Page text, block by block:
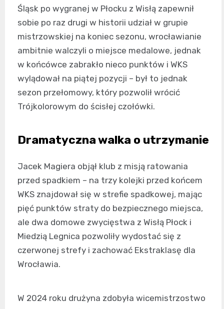
Śląsk po wygranej w Płocku z Wisłą zapewnił
sobie po raz drugi w historii udział w grupie
mistrzowskiej na koniec sezonu, wrocławianie
ambitnie walczyli o miejsce medalowe, jednak
w końcówce zabrakło nieco punktów i WKS
wylądował na piątej pozycji – był to jednak
sezon przełomowy, który pozwolił wrócić
Trójkolorowym do ścisłej czołówki.
Dramatyczna walka o utrzymanie
Jacek Magiera objął klub z misją ratowania
przed spadkiem – na trzy kolejki przed końcem
WKS znajdował się w strefie spadkowej, mając
pięć punktów straty do bezpiecznego miejsca,
ale dwa domowe zwycięstwa z Wisłą Płock i
Miedzią Legnica pozwoliły wydostać się z
czerwonej strefy i zachować Ekstraklasę dla
Wrocławia.
W 2024 roku drużyna zdobyła wicemistrzostwo